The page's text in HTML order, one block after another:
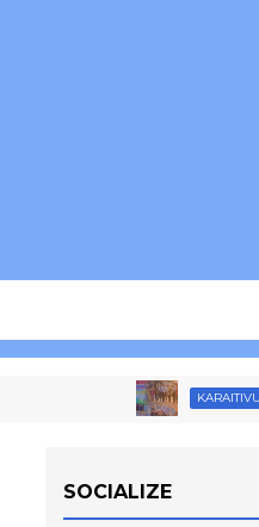
KARAITIVU
SOCIALIZE